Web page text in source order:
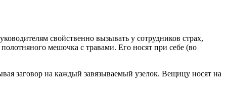
свойственно вызывать у сотрудников страх,
мешочка с травами. Его носят при себе (во
заговор на каждый завязываемый узелок. Вещицу носят на